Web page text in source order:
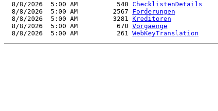
  8/8/2026  5:00 AM          540
ChecklistenDetails
  8/8/2026  5:00 AM         2567
Forderungen
  8/8/2026  5:00 AM         3281
Kreditoren
  8/8/2026  5:00 AM          670
Vorgaenge
  8/8/2026  5:00 AM          261
WebKeyTranslation